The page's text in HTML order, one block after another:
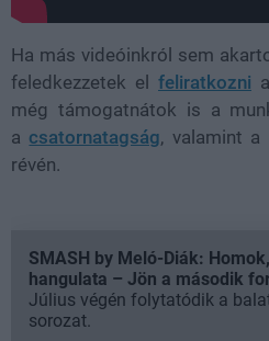
Ha más videóinkról sem
feledkezzetek el feliratkozni
még támogatnátok is a
a csatornatagság, valamint a
révén.
SMASH by Meló-Diák:
hangulata – Jön a második
Július végén folytatódik a
sorozat.